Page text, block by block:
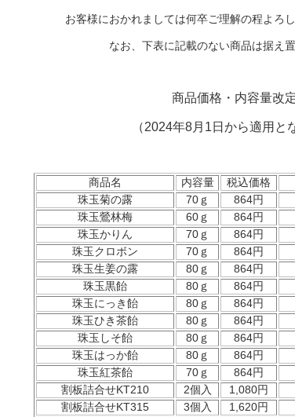
お客様におかれましては何卒ご理解の程よろ
なお、下表に記載のない商品は据え
商品価格・内容量改
（2024年8月1日から適用と
商品名 内容量 税込価格
珠玉菊の露
70ｇ 864円
珠玉鶯林梅
60ｇ 864円
珠玉かりん
70ｇ 864円
珠玉クロボン
70ｇ 864円
珠玉生姜の露
80ｇ 864円
珠玉黒飴
80ｇ 864円
珠玉にっき飴
80ｇ 864円
珠玉ひき茶飴
80ｇ 864円
珠玉しそ飴
80ｇ 864円
珠玉はっか飴
80ｇ 864円
珠玉紅茶飴
70ｇ 864円
割板詰合せKT210
2個入 1,080円
割板詰合せKT315
3個入 1,620円